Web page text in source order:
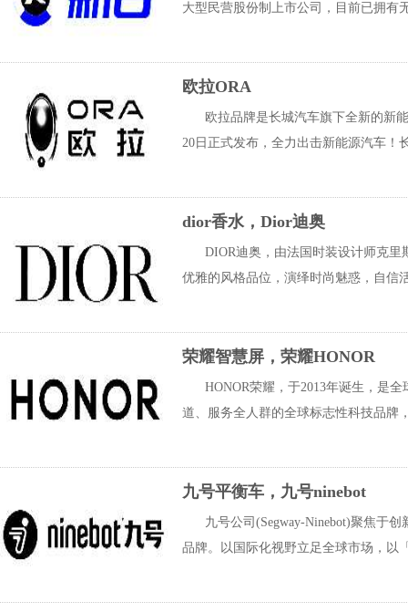
大型民营股份制上市公司，目前已拥有
欧拉ORA
欧拉品牌是长城汽车旗下全新的新
20日正式发布，全力出击新能源汽车！
dior香水，Dior迪奥
DIOR迪奥，由法国时装设计师克里
优雅的风格品位，演绎时尚魅惑，自信
荣耀智慧屏，荣耀HONOR
HONOR荣耀，于2013年诞生，是
道、服务全人群的全球标志性科技品牌
九号平衡车，九号ninebot
九号公司(Segway-Ninebot)聚焦于
品牌。以国际化视野立足全球市场，以